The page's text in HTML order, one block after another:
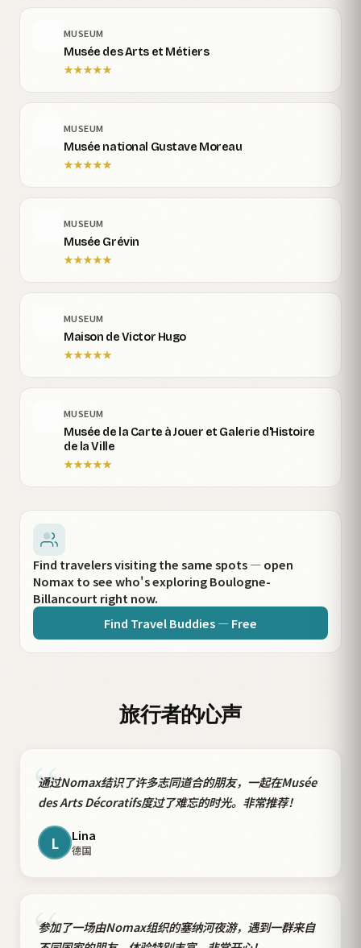
MUSEUM
Musée des Arts et Métiers
★★★★★
MUSEUM
Musée national Gustave Moreau
★★★★★
MUSEUM
Musée Grévin
★★★★★
MUSEUM
Maison de Victor Hugo
★★★★★
MUSEUM
Musée de la Carte à Jouer et Galerie d'Histoire
de la Ville
★★★★★
Find travelers visiting the same spots — open
Nomax to see who's exploring Boulogne-
Billancourt right now.
Find Travel Buddies — Free
旅行者的心声
“
通过Nomax结识了许多志同道合的朋友，一起在Musée
des Arts Décoratifs度过了难忘的时光。非常推荐！
L Lina
德国
“
参加了一场由Nomax组织的塞纳河夜游，遇到一群来自